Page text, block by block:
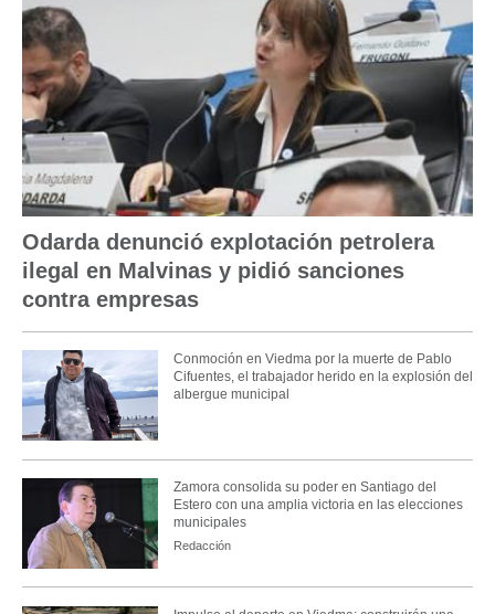
Odarda denunció explotación petrolera
ilegal en Malvinas y pidió sanciones
contra empresas
Conmoción en Viedma por la muerte de Pablo
Cifuentes, el trabajador herido en la explosión del
albergue municipal
Zamora consolida su poder en Santiago del
Estero con una amplia victoria en las elecciones
municipales
Redacción